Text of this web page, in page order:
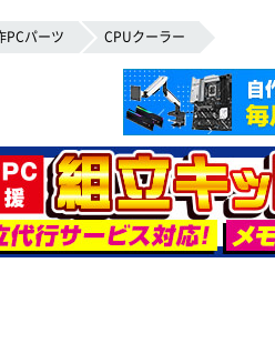
PCパーツ CPUクーラー